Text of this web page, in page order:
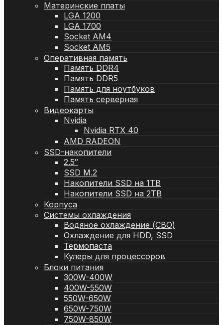
Материнские платы
LGA 1200
LGA 1700
Socket AM4
Socket AM5
Оперативная память
Память DDR4
Память DDR5
Память для ноутбуков
Память серверная
Видеокарты
Nvidia
Nvidia RTX 40
AMD RADEON
SSD-накопители
2.5″
SSD M.2
Накопители SSD на 1TB
Накопители SSD на 2TB
Корпуса
Системы охлаждения
Водяное охлаждение (СВО)
Охлаждение для HDD, SSD
Термопаста
Кулеры для процессоров
Блоки питания
300W-400W
400W-550W
550W-650W
650W-750W
750W-850W